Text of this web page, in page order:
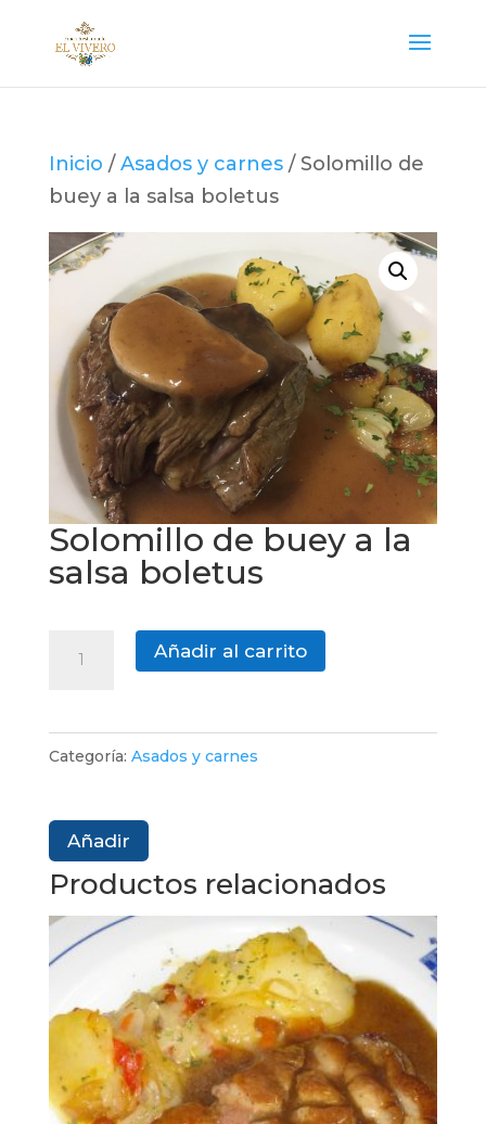
Inicio /Asados y carnes/ Solomillo de
buey a la salsa boletus
Solomillo de buey a la
salsa boletus
boletus
cantidad
Añadir al carrito
Categoría: Asados y carnes
Añadir
Productos relacionados